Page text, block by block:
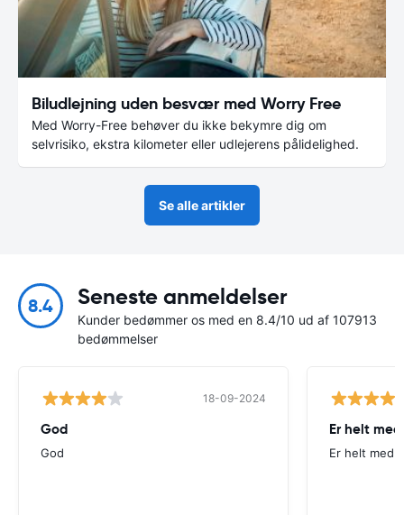
Biludlejning uden besvær med Worry Free
Med Worry-Free behøver du ikke bekymre dig om
selvrisiko, ekstra kilometer eller udlejerens pålidelighed.
Se alle artikler
8.4 Seneste anmeldelser
Kunder bedømmer os med en 8.4/10 ud af 107913
bedømmelser
18-09-2024
God
God
Er helt
Er helt med